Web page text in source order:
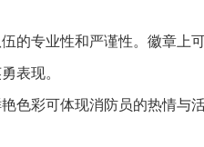
的专业性和严谨性。徽章上
表现。
色彩可体现消防员的热情与